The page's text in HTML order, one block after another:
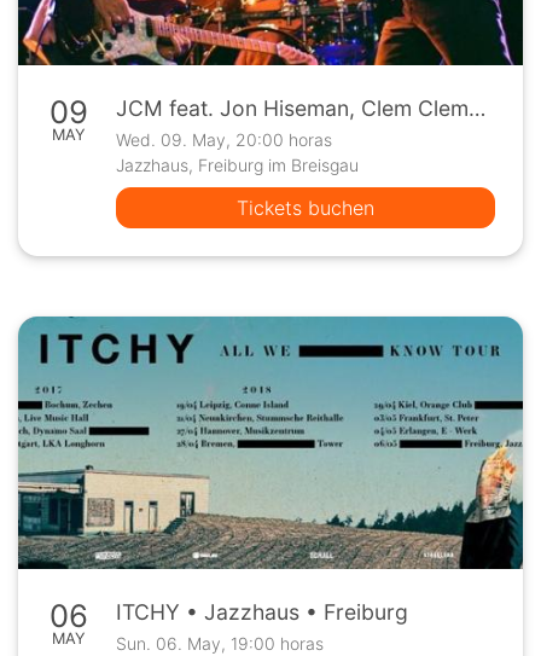
09
MAY
JCM feat. Jon Hiseman, Clem Clempson & Mark Clarke
Wed. 09. May, 20:00 horas
Jazzhaus, Freiburg im Breisgau
Tickets buchen
06
MAY
ITCHY • Jazzhaus • Freiburg
Sun. 06. May, 19:00 horas